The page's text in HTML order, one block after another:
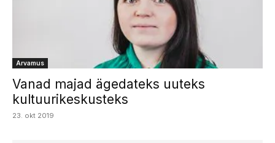
Arvamus
Vanad majad ägedateks uuteks
kultuurikeskusteks
23. okt 2019